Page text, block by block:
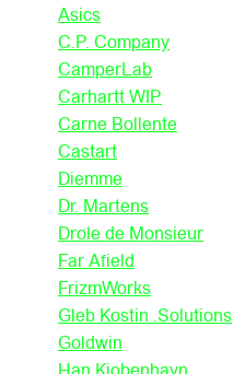
Asics
C.P. Company
CamperLab
Carhartt WIP
Carne Bollente
Castart
Diemme
Dr. Martens
Drole de Monsieur
Far Afield
FrizmWorks
Gleb Kostin .Solutions
Goldwin